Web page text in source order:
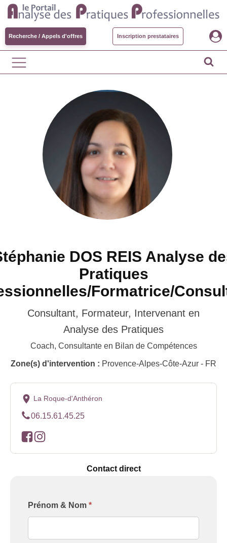
Recherche / Appels d'offres Inscription prestataires
DOS REIS Analyse
Pratiques
Formatrice/
Consultant, Formateur, Intervenant en
Analyse des Pratiques
Coach, Consultante en Bilan de Compétences
Zone(s) d'intervention : Provence-Alpes-Côte-Azur - FR
La Roque-d'Anthéron
06.15.61.45.25
Contact direct
Formulaire
[Contact
Prénom & Nom *